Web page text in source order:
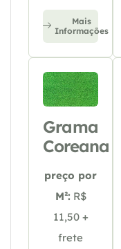
Mais
Informações
Grama
Coreana
preço por
M²: R$
11,50 +
frete